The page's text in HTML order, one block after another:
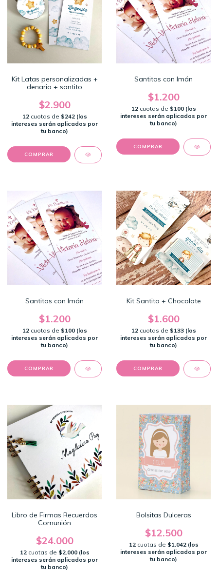
Kit Latas personalizadas +
denario + santito
$2.900
12 cuotas de $242 (los
intereses serán aplicados por
tu banco)
COMPRAR
Santitos con Imán
$1.200
12 cuotas de $100 (los
intereses serán aplicados por
tu banco)
COMPRAR
Santitos con Imán
$1.200
12 cuotas de $100 (los
intereses serán aplicados por
tu banco)
COMPRAR
Kit Santito + Chocolate
$1.600
12 cuotas de $133 (los
intereses serán aplicados por
tu banco)
COMPRAR
Libro de Firmas Recuerdos
Comunión
$24.000
12 cuotas de $2.000 (los
intereses serán aplicados por
tu banco)
Bolsitas Dulceras
$12.500
12 cuotas de $1.042 (los
intereses serán aplicados por
tu banco)